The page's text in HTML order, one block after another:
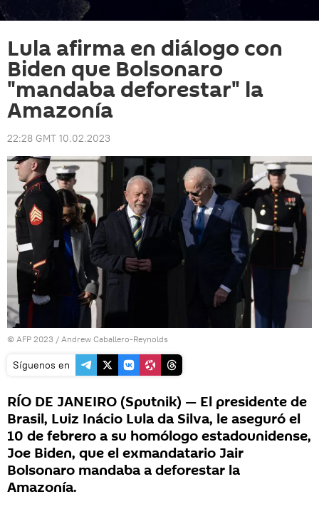
Lula afirma en diálogo con
Biden que Bolsonaro
"mandaba deforestar" la
Amazonía
22:28 GMT 10.02.2023
© AFP 2023 / Andrew Caballero-Reynolds
Síguenos en
RÍO DE JANEIRO (Sputnik) — El presidente de
Brasil, Luiz Inácio Lula da Silva, le aseguró el
10 de febrero a su homólogo estadounidense,
Joe Biden, que el exmandatario Jair
Bolsonaro mandaba a deforestar la
Amazonía.